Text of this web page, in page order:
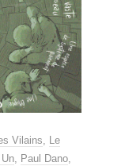
Vilains, Le
, Paul Dano,